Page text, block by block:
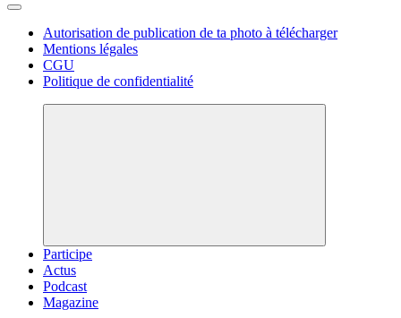
Autorisation de publication de ta photo à télécharger
Mentions légales
CGU
Politique de confidentialité
Participe
Actus
Podcast
Magazine